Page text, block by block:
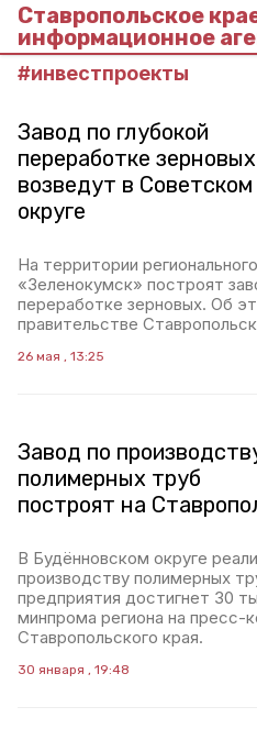
Ставропольское
информационное
#инвестпроекты
Завод по глубокой
переработке зерновых
возведут в Советском
округе
На территории
«Зеленокумск» построят
переработке зерновых. Об
правительстве
26 мая , 13:25
Завод по
полимерных труб
построят на
В Будённовском округе
производству полимерных
предприятия достигнет 30
минпрома региона на пресс-
Ставропольского края.
30 января , 19:48